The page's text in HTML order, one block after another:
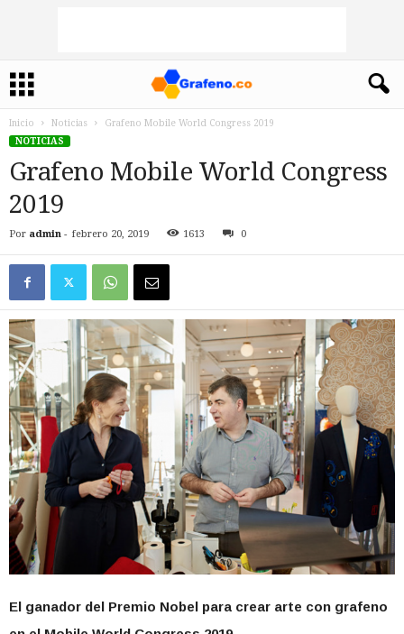
Inicio Noticias
Grafeno Mobile World Congress 2019
NOTICIAS
Grafeno Mobile World Congress
2019
Por admin - febrero 20, 2019 1613 0
El ganador del Premio Nobel para crear arte con grafeno